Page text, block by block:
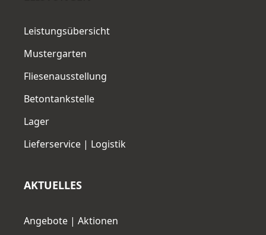
Leistungsübersicht
Mustergarten
Fliesenausstellung
Betontankstelle
Lager
Lieferservice | Logistik
AKTUELLES
Angebote | Aktionen